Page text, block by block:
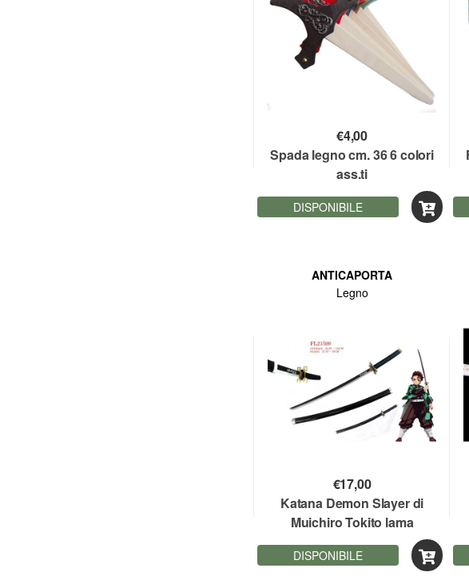
€4,00
Spada legno cm. 36 6 colori
ass.ti
DISPONIBILE
ANTICAPORTA
Legno
€17,00
Katana Demon Slayer di
Muichiro Tokito lama
bamboo cm. 105
DISPONIBILE